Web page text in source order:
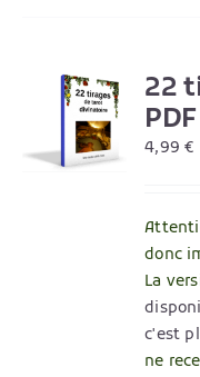
22
4,99€
donc
La
c'est
ne